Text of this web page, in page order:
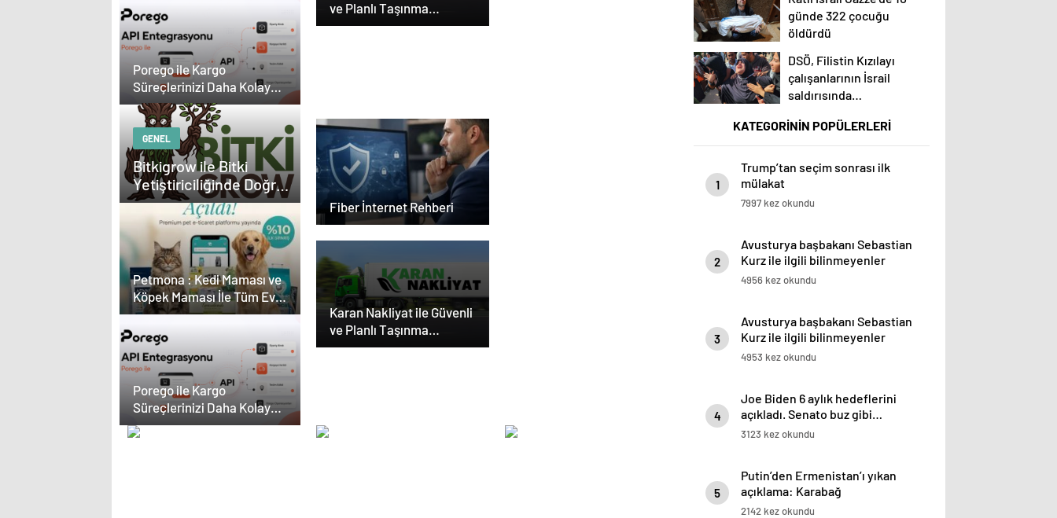
Porego ile Kargo
Süreçlerinizi Daha Kolay
Yönetin
ve Planlı Taşınma
Deneyimi
GENEL
Bitkigrow ile Bitki
Yetiştiriciliğinde Doğru
Ekipman ve Ürün
Seçimi
Petmona : Kedi Maması ve
Köpek Maması İle Tüm Evcil
Hayvan Ürünleri
Porego ile Kargo
Süreçlerinizi Daha Kolay
Yönetin
Fiber İnternet Rehberi
Karan Nakliyat ile Güvenli
ve Planlı Taşınma
Deneyimi
günde 322 çocuğu
öldürdü
DSÖ, Filistin Kızılayı
çalışanlarının İsrail
saldırısında
KATEGORİNİN POPÜLERLERİ
1
Trump’tan seçim sonrası ilk
mülakat
7997 kez okundu
2
Avusturya başbakanı Sebastian
Kurz ile ilgili bilinmeyenler
4956 kez okundu
3
Avusturya başbakanı Sebastian
Kurz ile ilgili bilinmeyenler
4953 kez okundu
4
Joe Biden 6 aylık hedeflerini
açıkladı. Senato buz gibi…
3123 kez okundu
5
Putin’den Ermenistan’ı yıkan
açıklama: Karabağ
Azerbaycan’ın ayrılmaz bir
2142 kez okundu